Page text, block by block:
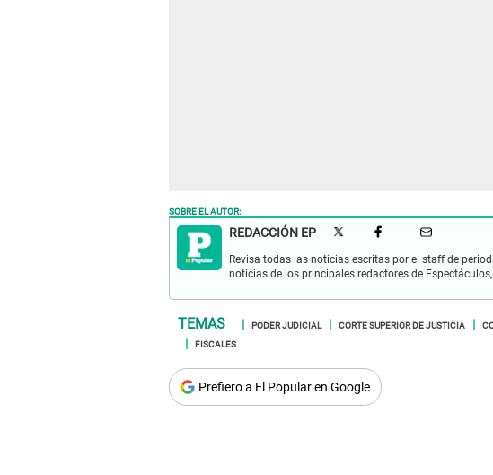
SOBRE EL AUTOR:
REDACCIÓN EP
Revisa todas las noticias escritas por el staff de
noticias de los principales redactores de
PODER JUDICIAL CORTE SUPERIOR DE JUSTICIA
FISCALES
Prefiero a El Popular en Google